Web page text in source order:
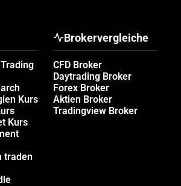
Kurs
Kurs
traden
Brokervergleiche
CFD Broker
Daytrading Broker
Forex Broker
Aktien Broker
Tradingview Broker